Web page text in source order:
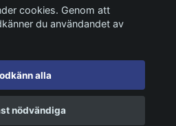
Värends Hobby
cookies. Genom att
du användandet av
alla
nödvändiga